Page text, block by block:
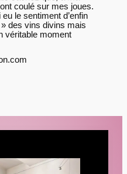
coulé sur mes joues.
le sentiment d’enfin
des vins divins mais
véritable moment